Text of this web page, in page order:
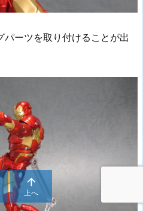
ーツを取り付けることが出

上へ